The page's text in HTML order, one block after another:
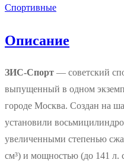
Спортивные
Описание
ЗИС-Спорт — советский
выпущенный в одном
городе Москва. Создан на
установили
увеличенными степенью
см³) и мощностью (до 141 л.